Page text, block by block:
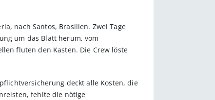
nach Santos, Brasilien. Zwei Tage
um das Blatt herum, vom
fluten den Kasten. Die Crew löste
deckt alle Kosten, die
fehlte die nötige